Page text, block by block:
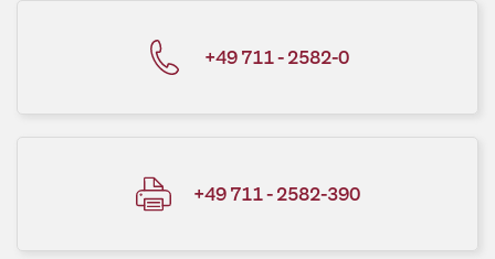
+49 711 - 2582-0
+49 711 - 2582-390